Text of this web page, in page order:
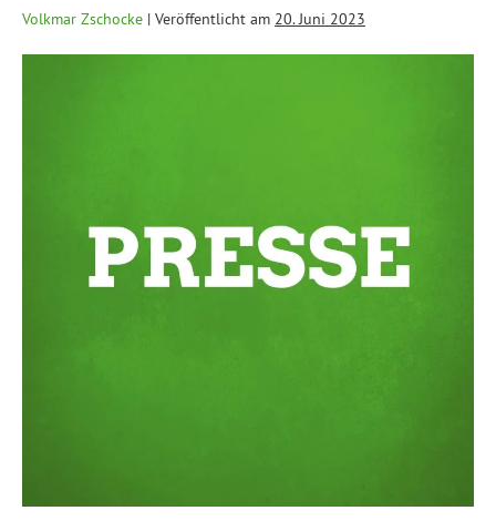
Volkmar Zschocke | Veröffentlicht am 20. Juni 2023